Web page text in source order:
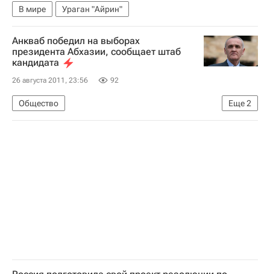
В мире Ураган "Айрин"
Анкваб победил на выборах
президента Абхазии, сообщает штаб
кандидата
26 августа 2011, 23:56 92
Еще2
Общество
Президентские выборы в Абхазии в 2011 году